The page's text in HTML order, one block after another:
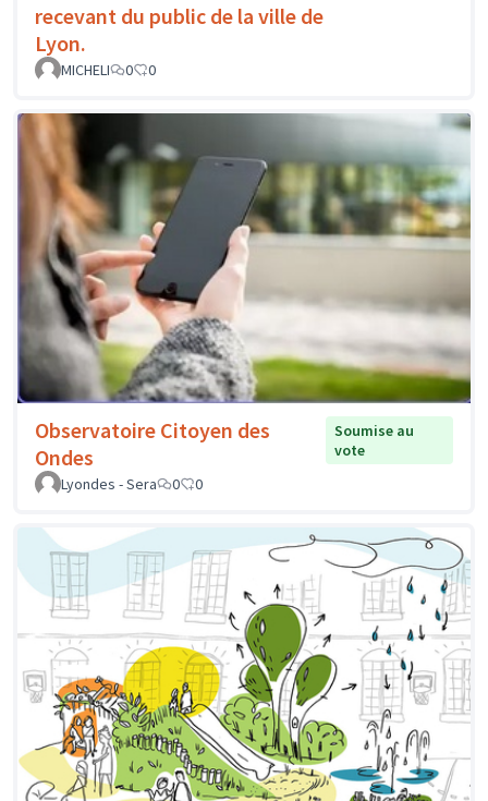
recevant du public de la ville de
Lyon.
MICHELI 0 0
Observatoire Citoyen des
Ondes
Soumise au
vote
Lyondes - Sera
0 0